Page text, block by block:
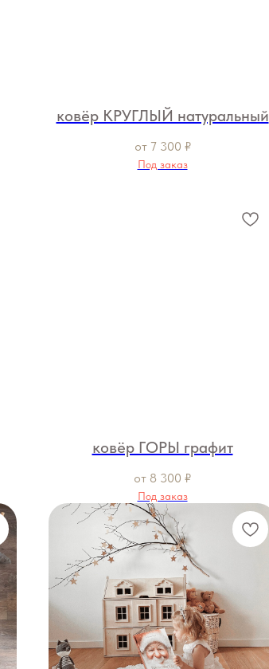
ковёр КРУГЛЫЙ натуральный
от 7 300 ₽
Под заказ
ковёр ГОРЫ графит
от 8 300 ₽
Под заказ